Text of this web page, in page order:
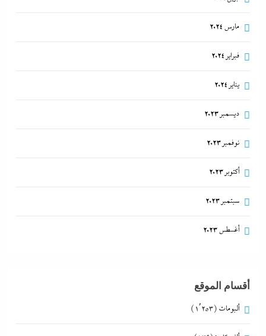
مارس 2024
فبراير 2024
يناير 2024
ديسمبر 2023
نوفمبر 2023
أكتوبر 2023
سبتمبر 2023
أغسطس 2023
أقسام الموقع
ألبومات (1٬253)